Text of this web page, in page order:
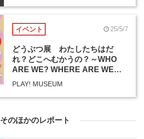
イベント 25/5/7
どうぶつ展 わたしたちはだ
れ？どこへむかうの？～WHO
ARE WE? WHERE ARE WE
GOING?
PLAY! MUSEUM
そのほかのレポート